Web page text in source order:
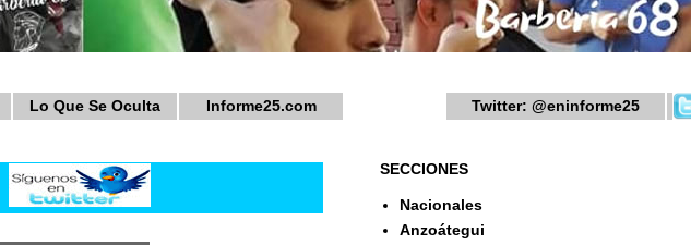
Lo Que Se Oculta Informe25.com Twitter: @eninforme25
SECCIONES
Nacionales
Anzoátegui